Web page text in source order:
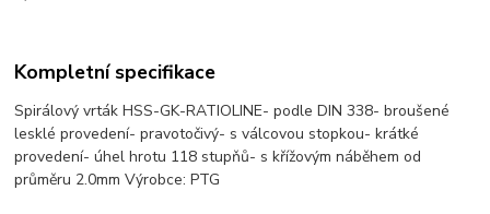
Kompletní specifikace
Spirálový vrták HSS-GK-RATIOLINE- podle DIN 338- broušené
lesklé provedení- pravotočivý- s válcovou stopkou- krátké
provedení- úhel hrotu 118 stupňů- s křížovým náběhem od
průměru 2.0mm Výrobce: PTG